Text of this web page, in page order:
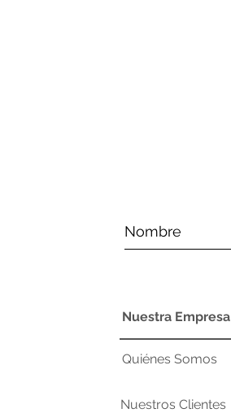
Nuestra Empresa
Quiénes Somos
Nuestros Clientes